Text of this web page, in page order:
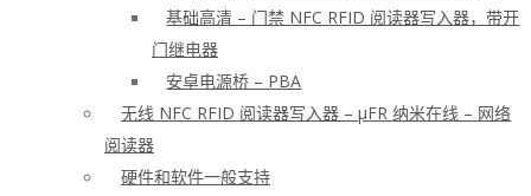
基础高清 – 门禁 NFC RFID 阅读器写入器，带开
门继电器
安卓电源桥 – PBA
无线 NFC RFID 阅读器写入器 – μFR 纳米在线 – 网络
阅读器
硬件和软件一般支持